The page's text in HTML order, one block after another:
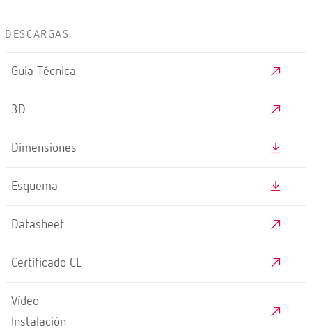
DESCARGAS
Guia Técnica
3D
Dimensiones
Esquema
Datasheet
Certificado CE
Vídeo
Instalación